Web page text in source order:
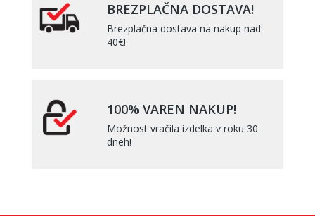
BREZPLAČNA DOSTAVA!
Brezplačna dostava na nakup nad
40€!
100% VAREN NAKUP!
Možnost vračila izdelka v roku 30
dneh!